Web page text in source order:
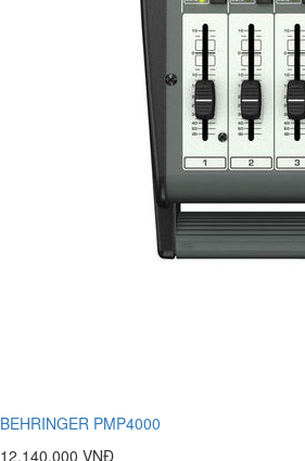
BEHRINGER PMP4000
12.140.000 VNĐ